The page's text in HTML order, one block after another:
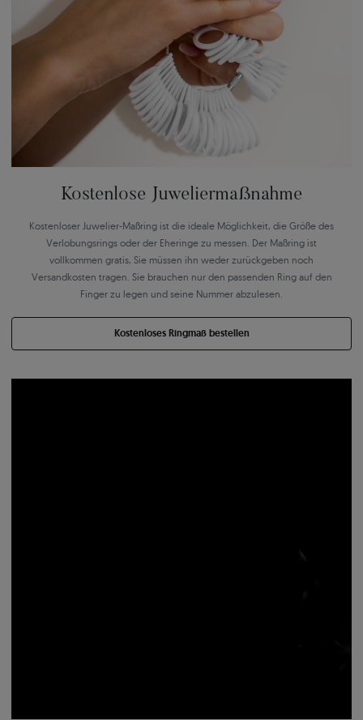
Kostenlose Juweliermaßnahme
Kostenloser Juwelier-Maßring ist die ideale Möglichkeit, die Größe des
Verlobungsrings oder der Eheringe zu messen. Der Maßring ist
vollkommen gratis, Sie müssen ihn weder zurückgeben noch
Versandkosten tragen. Sie brauchen nur den passenden Ring auf den
Finger zu legen und seine Nummer abzulesen.
Kostenloses Ringmaß bestellen